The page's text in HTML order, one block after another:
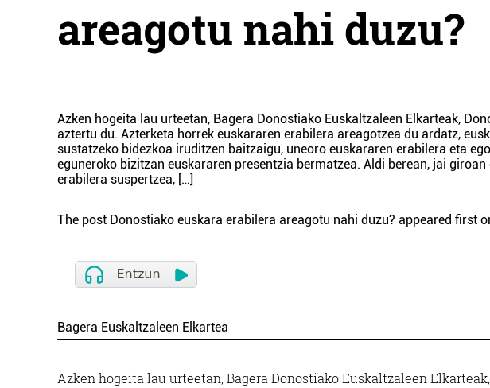
areagotu nahi duzu?
Azken hogeita lau urteetan, Bagera Donostiako Euskaltzaleen Elkarteak,
aztertu du. Azterketa horrek euskararen erabilera areagotzea du ardatz,
sustatzeko bidezkoa iruditzen baitzaigu, uneoro euskararen erabilera eta
eguneroko bizitzan euskararen presentzia bermatzea. Aldi berean, jai
erabilera suspertzea, […]
The post Donostiako euskara erabilera areagotu nahi duzu? appeared first
Bagera Euskaltzaleen Elkartea
Azken hogeita lau urteetan, Bagera Donostiako Euskaltzaleen